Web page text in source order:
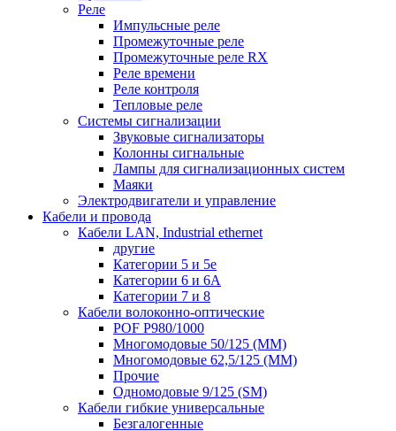
Реле
Импульсные реле
Промежуточные реле
Промежуточные реле RX
Реле времени
Реле контроля
Тепловые реле
Системы сигнализации
Звуковые сигнализаторы
Колонны сигнальные
Лампы для сигнализационных систем
Маяки
Электродвигатели и управление
Кабели и провода
Кабели LAN, Industrial ethernet
другие
Категории 5 и 5е
Категории 6 и 6A
Категории 7 и 8
Кабели волоконно-оптические
POF P980/1000
Многомодовые 50/125 (ММ)
Многомодовые 62,5/125 (ММ)
Прочие
Одномодовые 9/125 (SM)
Кабели гибкие универсальные
Безгалогенные